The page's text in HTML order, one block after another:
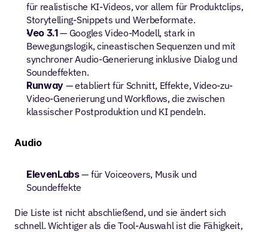
für realistische KI-Videos, vor allem für Produktclips,
Storytelling-Snippets und Werbeformate.
Veo 3.1 — Googles Video-Modell, stark in
Bewegungslogik, cineastischen Sequenzen und mit
synchroner Audio-Generierung inklusive Dialog und
Soundeffekten.
Runway — etabliert für Schnitt, Effekte, Video-zu-
Video-Generierung und Workflows, die zwischen
klassischer Postproduktion und KI pendeln.
Audio
ElevenLabs — für Voiceovers, Musik und
Soundeffekte
Die Liste ist nicht abschließend, und sie ändert sich
schnell. Wichtiger als die Tool-Auswahl ist die Fähigkeit,